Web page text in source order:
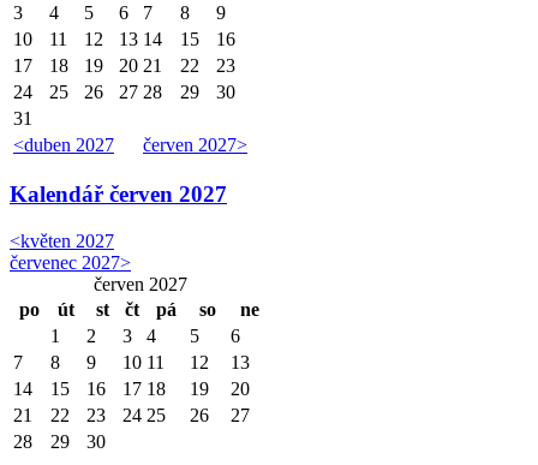
<duben 2027 červen 2027>
3
4 5 6 7 8
9
10
11 12 13 14 15
16
17
18 19 20 21 22
23
24
25 26 27 28 29
30
31
Kalendář červen 2027
<květen 2027
červenec 2027>
červen 2027
po
út st čt pá so ne
1 2 3 4 5
6
7
8 9 10 11 12
13
14
15 16 17 18 19
20
21
22 23 24 25 26
27
28
29 30